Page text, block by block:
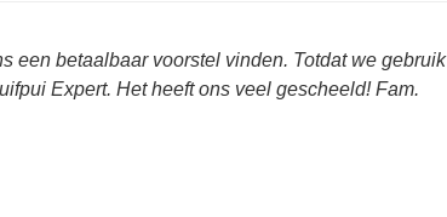
een betaalbaar voorstel vinden. Totdat we gebruik
Expert. Het heeft ons veel gescheeld! Fam.